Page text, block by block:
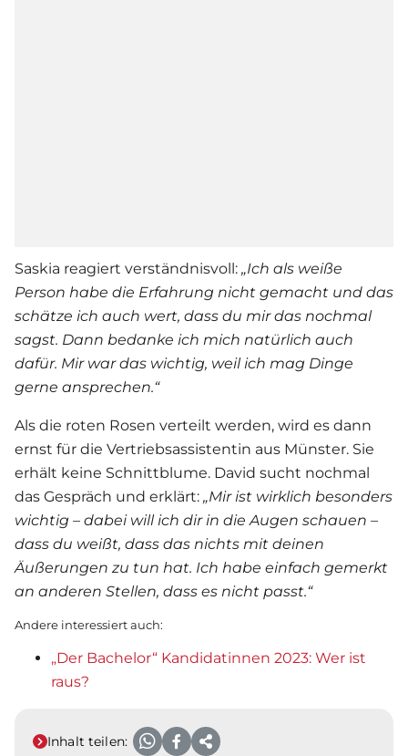
Saskia reagiert verständnisvoll: „Ich als weiße
Person habe die Erfahrung nicht gemacht und das
schätze ich auch wert, dass du mir das nochmal
sagst. Dann bedanke ich mich natürlich auch
dafür. Mir war das wichtig, weil ich mag Dinge
gerne ansprechen.“
Als die roten Rosen verteilt werden, wird es dann
ernst für die Vertriebsassistentin aus Münster. Sie
erhält keine Schnittblume. David sucht nochmal
das Gespräch und erklärt: „Mir ist wirklich besonders
wichtig – dabei will ich dir in die Augen schauen –
dass du weißt, dass das nichts mit deinen
Äußerungen zu tun hat. Ich habe einfach gemerkt
an anderen Stellen, dass es nicht passt.“
Andere interessiert auch:
„Der Bachelor“ Kandidatinnen 2023: Wer ist
raus?
Inhalt teilen: